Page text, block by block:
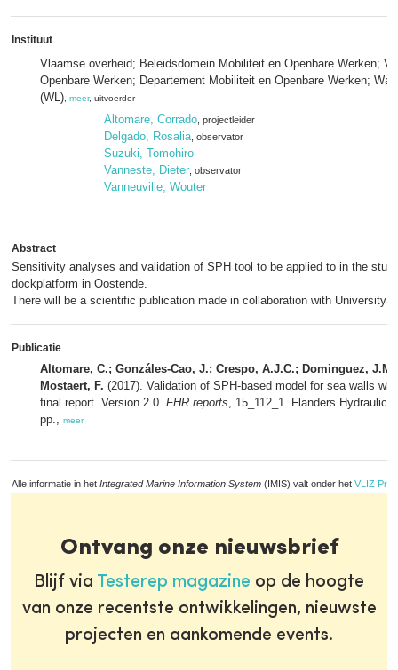
Instituut
Vlaamse overheid; Beleidsdomein Mobiliteit en Openbare Werken;
Openbare Werken; Departement Mobiliteit en Openbare Werken;
(WL) meer, uitvoerder
Altomare, Corrado , projectleider
Delgado, Rosalia , observator
Suzuki, Tomohiro
Vanneste, Dieter , observator
Vanneuville, Wouter
Abstract
Sensitivity analyses and validation of SPH tool to be applied to in the
dockplatform in Oostende.
There will be a scientific publication made in collaboration with University
Publicatie
Altomare, C.; Gonzáles-Cao, J.; Crespo, A.J.C.; Dominguez,
Mostaert, F. (2017). Validation of SPH‐based model for sea walls
final report. Version 2.0. FHR reports, 15_112_1. Flanders
pp., meer
Alle informatie in het Integrated Marine Information System (IMIS) valt onder het VLIZ
Ontvang onze nieuwsbrief
Blijf via Testerep magazine op de hoogte
van onze recentste ontwikkelingen, nieuwste
projecten en aankomende events.